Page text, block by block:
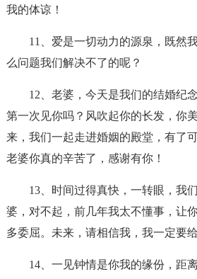
我的体谅！
11、爱是一切动力的源泉，既然
么问题我们解决不了的呢？
12、老婆，今天是我们的结婚纪
第一次见你吗？风吹起你的长发，你
来，我们一起走进婚姻的殿堂，有了
老婆你真的辛苦了，感谢有你！
13、时间过得真快，一转眼，我
婆，对不起，前几年我太不懂事，让
多委屈。未来，请相信我，我一定要
14、一见钟情是你我的缘份，距